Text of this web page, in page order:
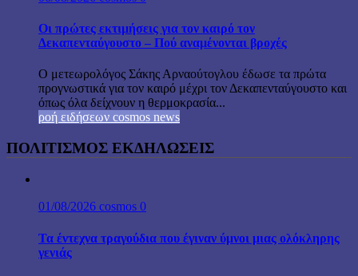
Οι πρώτες εκτιμήσεις για τον καιρό τον
Δεκαπενταύγουστο – Πού αναμένονται βροχές
Ο μετεωρολόγος Σάκης Αρναούτογλου έδωσε τα πρώτα
προγνωστικά για τον καιρό μέχρι τον Δεκαπενταύγουστο και
όπως όλα δείχνουν η θερμοκρασία...
ροή ειδήσεων cosmos news
ΠΟΛΙΤΙΣΜΟΣ ΕΚΔΗΛΩΣΕΙΣ
01/08/2026 cosmos 0
Τα έντεχνα τραγούδια που έγιναν ύμνοι μιας ολόκληρης
γενιάς